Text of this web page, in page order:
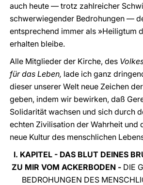
auch heute — trotz zahlreicher
schwerwiegender Bedrohungen —
entsprechend immer als »Heiligtum
erhalten bleibe.
Alle Mitglieder der Kirche, des
für das Leben, lade ich ganz
dieser unserer Welt neue Zeichen
geben, indem wir bewirken, daß
Solidarität wachsen und sich durch
echten Zivilisation der Wahrheit und
neue Kultur des menschlichen
I. KAPITEL - DAS BLUT DEINES
ZU MIR VOM ACKERBODEN - DIE
BEDROHUNGEN DES